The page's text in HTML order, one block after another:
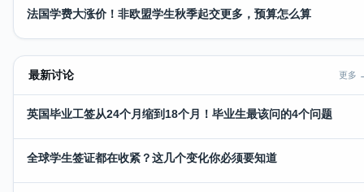
法国学费大涨价！非欧盟学生秋季起交更多，预算怎么算
最新讨论 更多
英国毕业工签从24个月缩到18个月！毕业生最该问的4个问题
全球学生签证都在收紧？这几个变化你必须要知道